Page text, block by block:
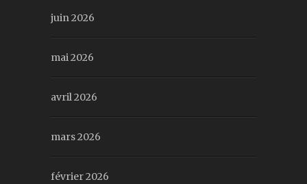
juin 2026
mai 2026
avril 2026
mars 2026
février 2026